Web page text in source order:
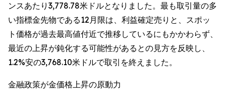
ンスあたり3,778.78米ドルとなりました。最も取引量の多
い指標金先物である12月限は、利益確定売りと、スポッ
ト価格が過去最高値付近で推移しているにもかかわらず、
最近の上昇が鈍化する可能性があるとの見方を反映し、
1.2%安の3,768.10米ドルで取引を終えました。
金融政策が金価格上昇の原動力